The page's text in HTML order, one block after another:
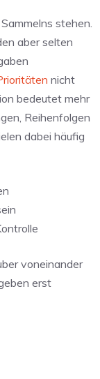
stehen.
aber selten
nicht
bedeutet mehr
Reihenfolgen
dabei häufig
voneinander
erst